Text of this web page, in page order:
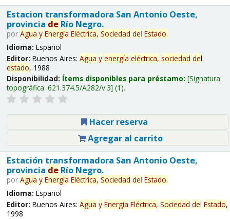
Estacion transformadora San Antonio Oeste,
provincia deRío Negro.
por Agua y Energía Eléctrica, Sociedad del Estado.
Idioma: Español
Editor: Buenos Aires: Agua y energía eléctrica, sociedad del
estado, 1988
Disponibilidad: Ítems disponibles para préstamo: Signatura
topográfica: 621.374.5/A282/v.3 (1).
Hacer reserva
Agregar al carrito
Estación transformadora San Antonio Oeste,
provincia deRío Negro.
por Agua y Energía Eléctrica, Sociedad del Estado.
Idioma: Español
Editor: Buenos Aires: Agua y Energía Eléctrica, Sociedad del Estado,
1998